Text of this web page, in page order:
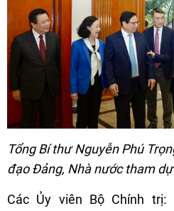
Tổng Bí thư Nguyễn Phú
đạo Đảng, Nhà nước tham dự
Các Ủy viên Bộ Chính trị: